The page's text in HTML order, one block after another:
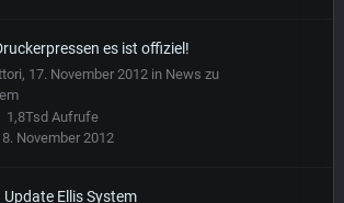
es ist offiziel!
, 17. November 2012 in News zu
1,8Tsd Aufrufe
November 2012
Ellis System